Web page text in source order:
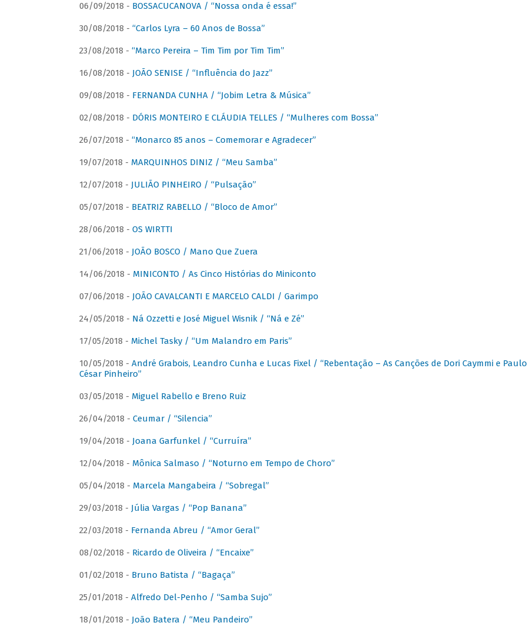
06/09/2018 - BOSSACUCANOVA / “Nossa onda é essa!”
30/08/2018 - “Carlos Lyra – 60 Anos de Bossa”
23/08/2018 - “Marco Pereira – Tim Tim por Tim Tim”
16/08/2018 - JOÃO SENISE / “Influência do Jazz”
09/08/2018 - FERNANDA CUNHA / “Jobim Letra & Música”
02/08/2018 - DÓRIS MONTEIRO E CLÁUDIA TELLES / “Mulheres com Bossa”
26/07/2018 - “Monarco 85 anos – Comemorar e Agradecer”
19/07/2018 - MARQUINHOS DINIZ / “Meu Samba”
12/07/2018 - JULIÃO PINHEIRO / “Pulsação”
05/07/2018 - BEATRIZ RABELLO / “Bloco de Amor”
28/06/2018 - OS WIRTTI
21/06/2018 - JOÃO BOSCO / Mano Que Zuera
14/06/2018 - MINICONTO / As Cinco Histórias do Miniconto
07/06/2018 - JOÃO CAVALCANTI E MARCELO CALDI / Garimpo
24/05/2018 - Ná Ozzetti e José Miguel Wisnik / “Ná e Zé”
17/05/2018 - Michel Tasky / “Um Malandro em Paris”
10/05/2018 - André Grabois, Leandro Cunha e Lucas Fixel / “Rebentação – As Canções de Dori Caymmi e Paulo
César Pinheiro”
03/05/2018 - Miguel Rabello e Breno Ruiz
26/04/2018 - Ceumar / “Silencia”
19/04/2018 - Joana Garfunkel / “Curruíra”
12/04/2018 - Mônica Salmaso / “Noturno em Tempo de Choro”
05/04/2018 - Marcela Mangabeira / “Sobregal”
29/03/2018 - Júlia Vargas / “Pop Banana”
22/03/2018 - Fernanda Abreu / “Amor Geral”
08/02/2018 - Ricardo de Oliveira / “Encaixe”
01/02/2018 - Bruno Batista / “Bagaça”
25/01/2018 - Alfredo Del-Penho / “Samba Sujo”
18/01/2018 - João Batera / “Meu Pandeiro”